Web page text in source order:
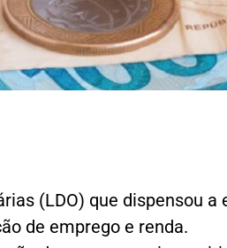
(LDO) que dispensou a
de emprego e renda.